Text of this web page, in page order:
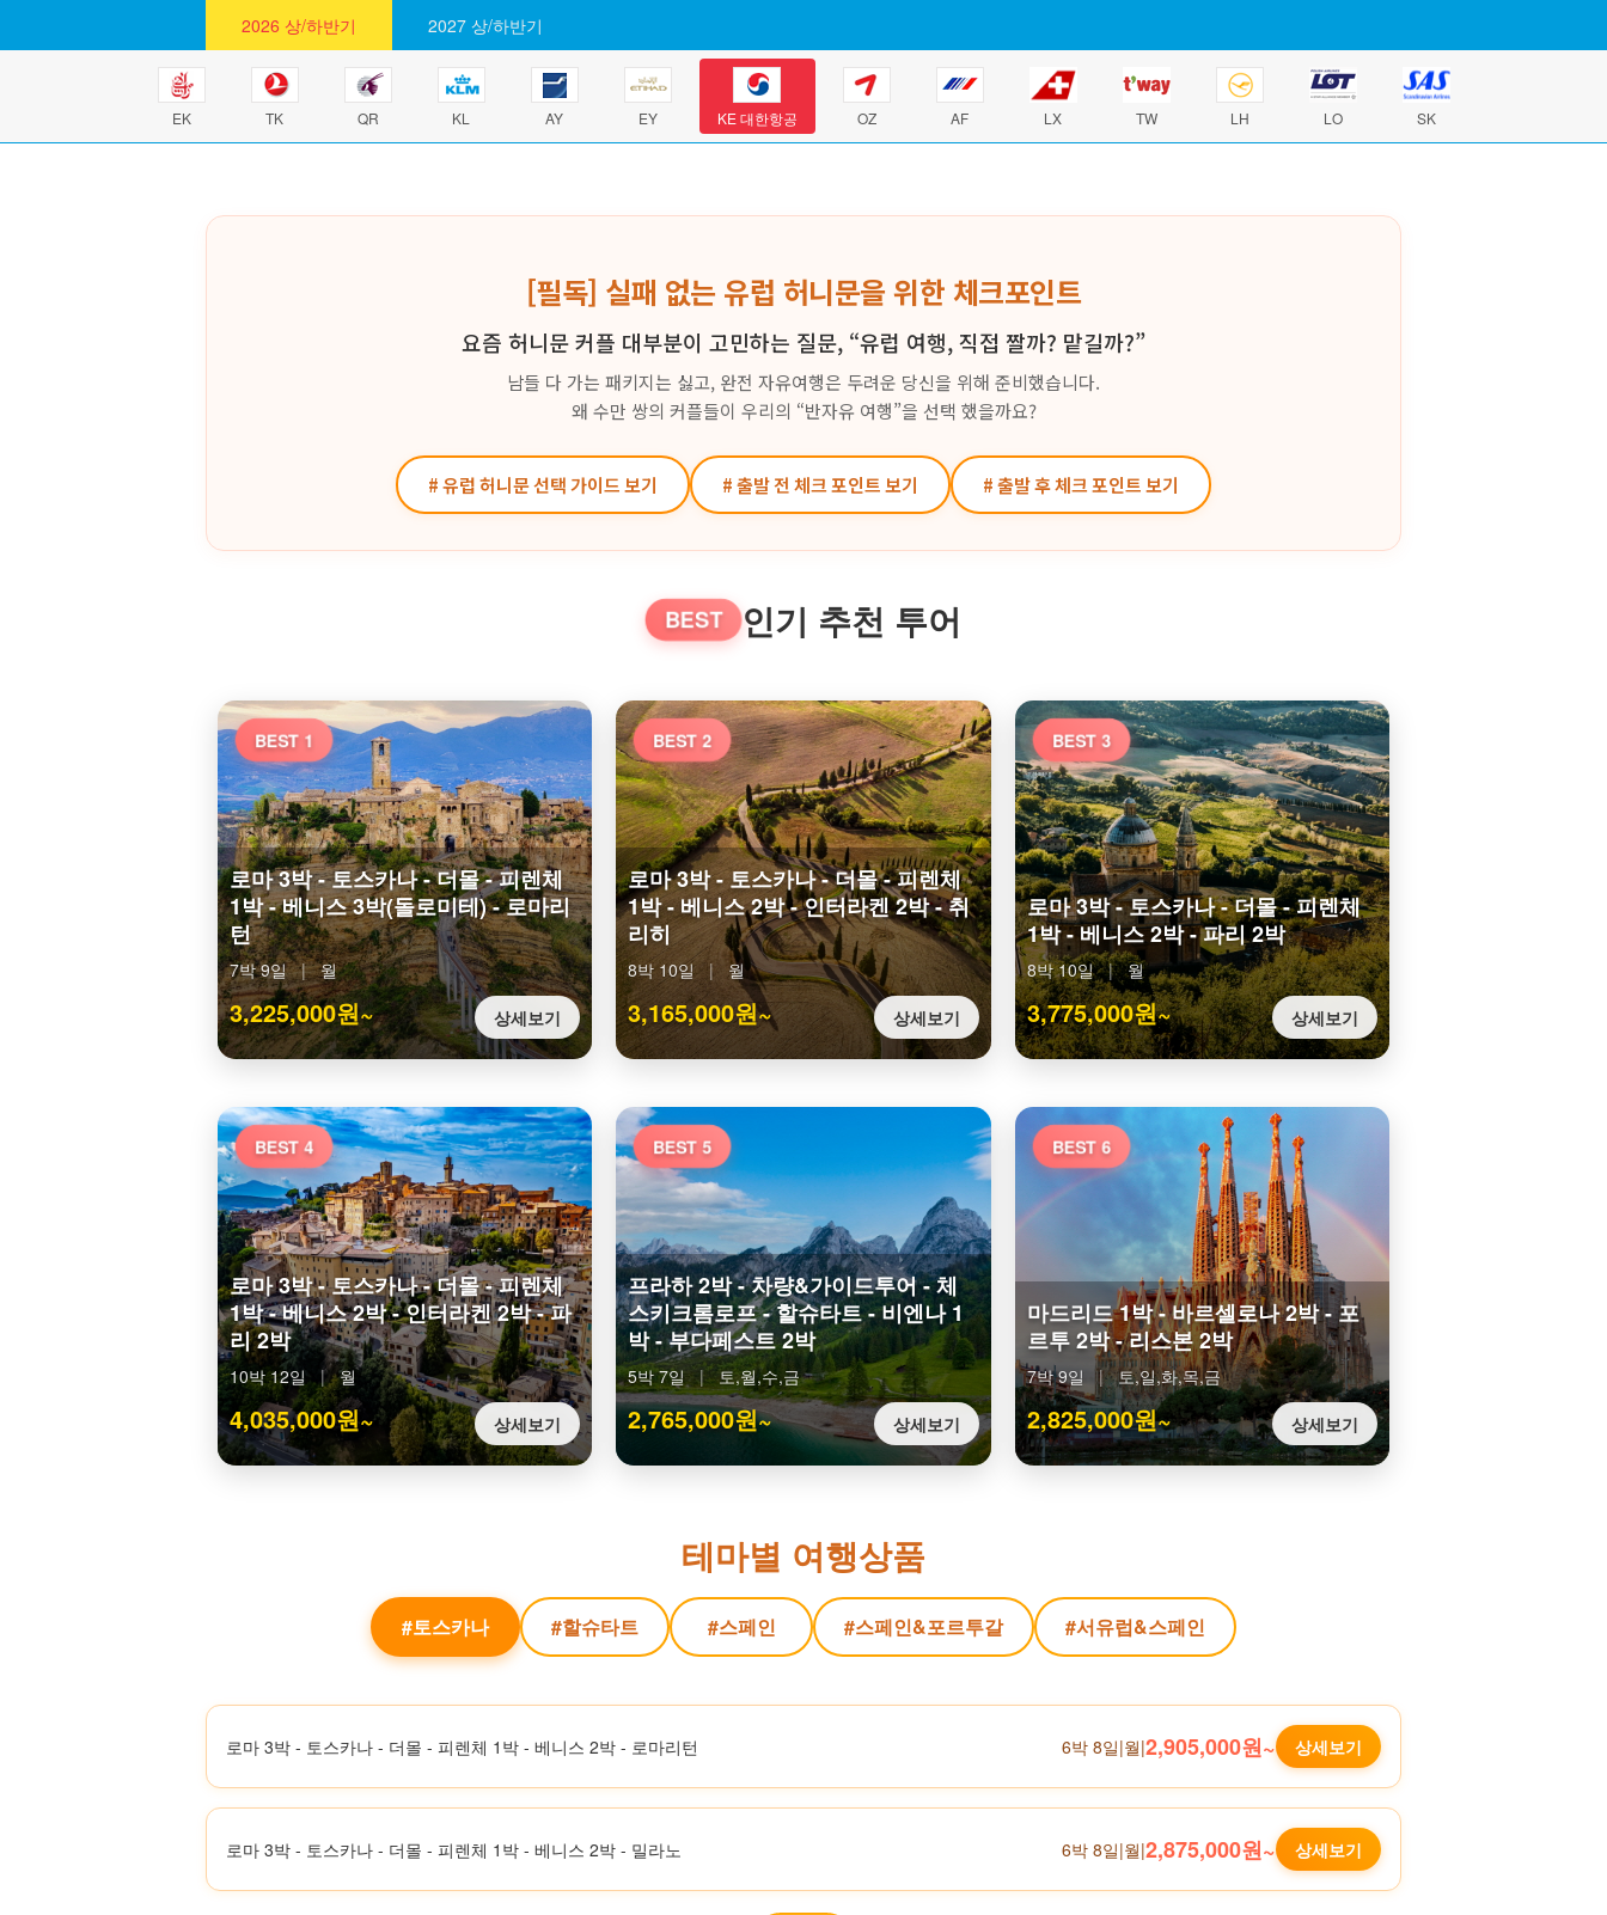
2026 상/하반기 2027 상/하반기
EK TK QR KL AY EY KE 대한항공 OZ AF LX TW LH LO SK
[필독] 실패 없는 유럽 허니문을 위한 체크포인트
요즘 허니문 커플 대부분이 고민하는 질문, “유럽 여행, 직접 짤까? 맡길까?”
남들 다 가는 패키지는 싫고, 완전 자유여행은 두려운 당신을 위해 준비했습니다.
왜 수만 쌍의 커플들이 우리의 “반자유 여행”을 선택 했을까요?
# 유럽 허니문 선택 가이드 보기 # 출발 전 체크 포인트 보기 # 출발 후 체크 포인트 보기
BEST 인기 추천 투어
BEST 1
로마 3박 - 토스카나 - 더몰 - 피렌체
1박 - 베니스 3박(돌로미테) - 로마리
턴
7박 9일 | 월
3,225,000원~ 상세보기
BEST 2
로마 3박 - 토스카나 - 더몰 - 피렌체
1박 - 베니스 2박 - 인터라켄 2박 - 취
리히
8박 10일 | 월
3,165,000원~ 상세보기
BEST 3
로마 3박 - 토스카나 - 더몰 - 피렌체
1박 - 베니스 2박 - 파리 2박
8박 10일 | 월
3,775,000원~ 상세보기
BEST 4
로마 3박 - 토스카나 - 더몰 - 피렌체
1박 - 베니스 2박 - 인터라켄 2박 - 파
리 2박
10박 12일 | 월
4,035,000원~ 상세보기
BEST 5
프라하 2박 - 차량&가이드투어 - 체
스키크롬로프 - 할슈타트 - 비엔나 1
박 - 부다페스트 2박
5박 7일 | 토,월,수,금
2,765,000원~ 상세보기
BEST 6
마드리드 1박 - 바르셀로나 2박 - 포
르투 2박 - 리스본 2박
7박 9일 | 토,일,화,목,금
2,825,000원~ 상세보기
테마별 여행상품
#토스카나 #할슈타트 #스페인 #스페인&포르투갈 #서유럽&스페인
로마 3박 - 토스카나 - 더몰 - 피렌체 1박 - 베니스 2박 - 로마리턴 6박 8일|월|2,905,000원~ 상세보기
로마 3박 - 토스카나 - 더몰 - 피렌체 1박 - 베니스 2박 - 밀라노 6박 8일|월|2,875,000원~ 상세보기